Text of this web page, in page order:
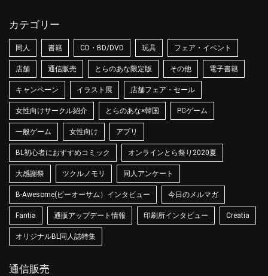
カテゴリー
同人 書籍 CD・BD/DVD 玩具 フェア・イベント
店舗 通信販売 とらのあな限定版 その他 電子書籍
キャンペーン イラスト展 店舗フェア・セール
女性向けサークル紹介 とらのあな×韓国 PCゲーム
一般ゲーム 女性向け アプリ
BL初心者におすすめコミック オンラインとら祭り2020夏
大感謝祭 ツクルノモリ 同人アンケート
B-Awesome(ビーオーサム）インタビュー 今日のメルマガ
Fantia 通販アップデート情報 印刷所インタビュー Creatia
オリジナルBL同人誌特集
通信販売